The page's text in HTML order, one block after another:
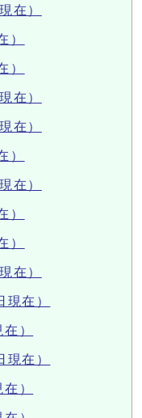
在）
）
）
在）
在）
）
在）
）
）
在）
在）
）
在）
）